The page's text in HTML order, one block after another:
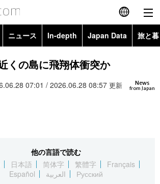
English
简体字
繁體字
العربية
ニュース In-depth Japan Data 旅と
Images
お知らせ
くの島に飛翔体衝突か
News
from Japan
07:01 / 2026.06.28 08:57 更新
他の言語で読む
日本語 简体字 繁體字
Français
Español
العربية Русский